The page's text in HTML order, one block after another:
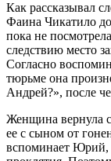
Как рассказывал
Фаина Чикатило
пока не
следствию место
Согласно
тюрьме она
Андрей?», после
Женщина вернула
ее с сыном от
вспоминает Юрий,